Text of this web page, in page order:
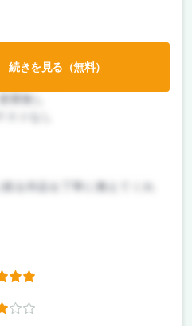
授業無し
続きを見る（無料）